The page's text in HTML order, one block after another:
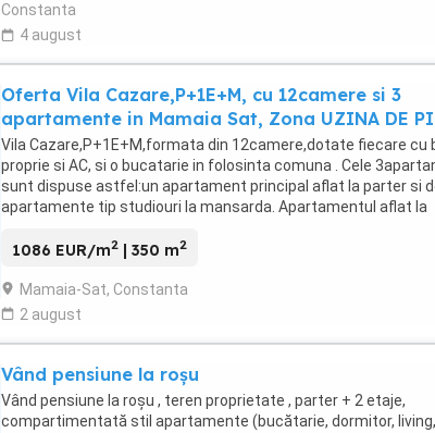
Constanta
4 august
Oferta Vila Cazare,P+1E+M, cu 12camere si 3
apartamente in Mamaia Sat, Zona UZINA DE
Vila Cazare,P+1E+M,formata din 12camere,dotate fiecare cu
proprie si AC, si o bucatarie in folosinta comuna . Cele
sunt dispuse astfel:un apartament principal aflat la parter si
apartamente tip studiouri la mansarda. Apartamentul aflat la
1086 EUR/m2 | 350 m2
Mamaia-Sat, Constanta
2 august
Vând pensiune la roșu
Vând pensiune la roșu , teren proprietate , parter + 2 etaje,
compartimentată stil apartamente (bucătarie, dormitor,